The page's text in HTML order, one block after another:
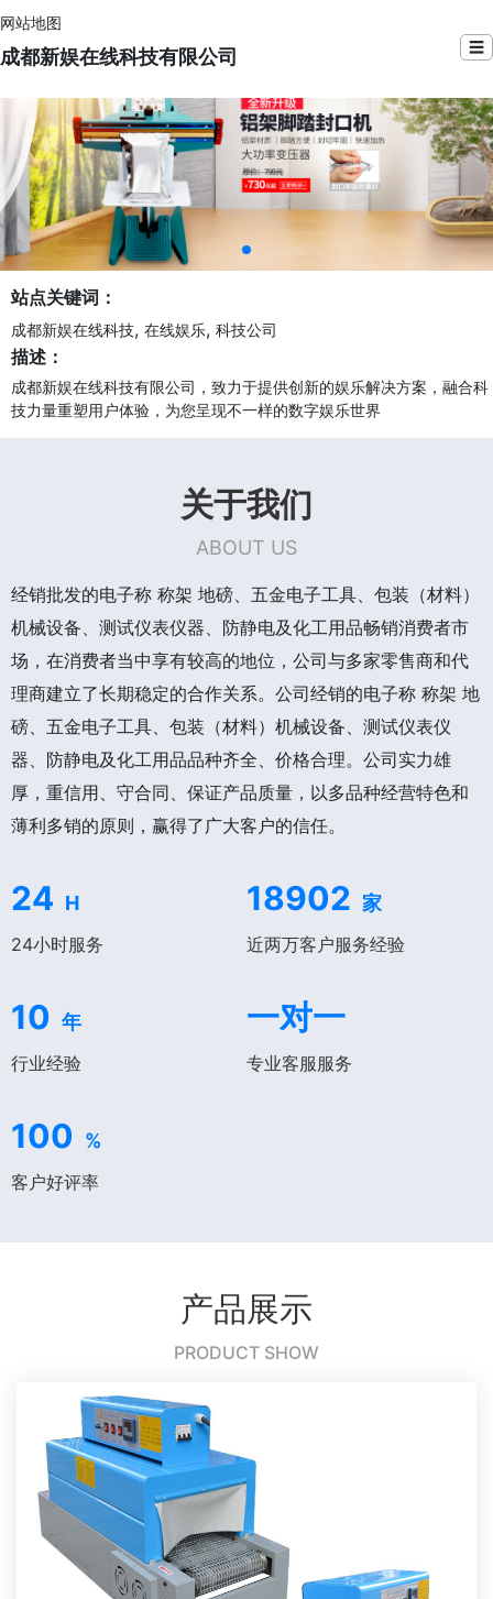
网站地图
成都新娱在线科技有限公司 ☰
站点关键词：
成都新娱在线科技, 在线娱乐, 科技公司
描述：
成都新娱在线科技有限公司，致力于提供创新的娱乐解决方案，融合科
技力量重塑用户体验，为您呈现不一样的数字娱乐世界
关于我们
ABOUT US
经销批发的电子称 称架 地磅、五金电子工具、包装（材料）
机械设备、测试仪表仪器、防静电及化工用品畅销消费者市
场，在消费者当中享有较高的地位，公司与多家零售商和代
理商建立了长期稳定的合作关系。公司经销的电子称 称架 地
磅、五金电子工具、包装（材料）机械设备、测试仪表仪
器、防静电及化工用品品种齐全、价格合理。公司实力雄
厚，重信用、守合同、保证产品质量，以多品种经营特色和
薄利多销的原则，赢得了广大客户的信任。
24 H
24小时服务
18902 家
近两万客户服务经验
10 年
行业经验
一对一
专业客服服务
100 %
客户好评率
产品展示
PRODUCT SHOW